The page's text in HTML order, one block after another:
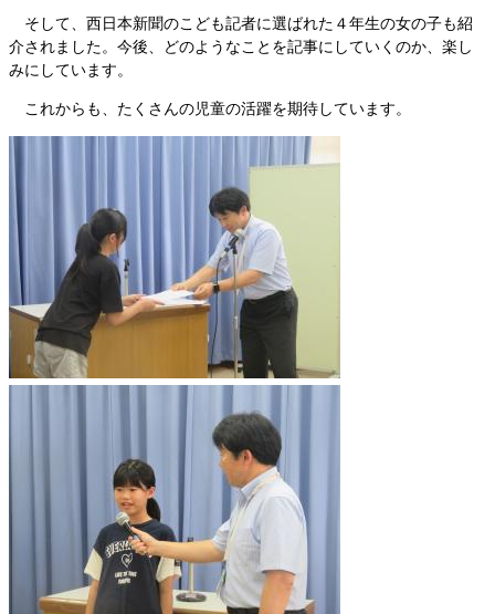
そして、西日本新聞のこども記者に選ばれた４年生の女の子も紹
介されました。今後、どのようなことを記事にしていくのか、楽し
みにしています。
これからも、たくさんの児童の活躍を期待しています。